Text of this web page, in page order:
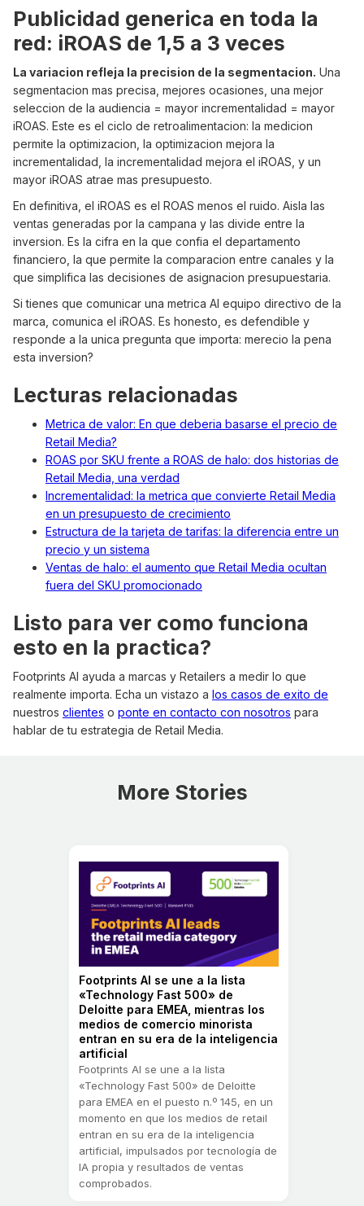
Publicidad generica en toda la
red: iROAS de 1,5 a 3 veces
La variacion refleja la precision de la segmentacion. Una
segmentacion mas precisa, mejores ocasiones, una mejor
seleccion de la audiencia = mayor incrementalidad = mayor
iROAS. Este es el ciclo de retroalimentacion: la medicion
permite la optimizacion, la optimizacion mejora la
incrementalidad, la incrementalidad mejora el iROAS, y un
mayor iROAS atrae mas presupuesto.
En definitiva, el iROAS es el ROAS menos el ruido. Aisla las
ventas generadas por la campana y las divide entre la
inversion. Es la cifra en la que confia el departamento
financiero, la que permite la comparacion entre canales y la
que simplifica las decisiones de asignacion presupuestaria.
Si tienes que comunicar una metrica AI equipo directivo de la
marca, comunica el iROAS. Es honesto, es defendible y
responde a la unica pregunta que importa: merecio la pena
esta inversion?
Lecturas relacionadas
Metrica de valor: En que deberia basarse el precio de
Retail Media?
ROAS por SKU frente a ROAS de halo: dos historias de
Retail Media, una verdad
Incrementalidad: la metrica que convierte Retail Media
en un presupuesto de crecimiento
Estructura de la tarjeta de tarifas: la diferencia entre un
precio y un sistema
Ventas de halo: el aumento que Retail Media ocultan
fuera del SKU promocionado
Listo para ver como funciona
esto en la practica?
Footprints AI ayuda a marcas y Retailers a medir lo que
realmente importa. Echa un vistazo a los casos de exito de
nuestros clientes o ponte en contacto con nosotros para
hablar de tu estrategia de Retail Media.
More Stories
Footprints AI se une a la lista
«Technology Fast 500» de
Deloitte para EMEA, mientras los
medios de comercio minorista
entran en su era de la inteligencia
artificial
Footprints AI se une a la lista
«Technology Fast 500» de Deloitte
para EMEA en el puesto n.º 145, en un
momento en que los medios de retail
entran en su era de la inteligencia
artificial, impulsados por tecnología de
IA propia y resultados de ventas
comprobados.